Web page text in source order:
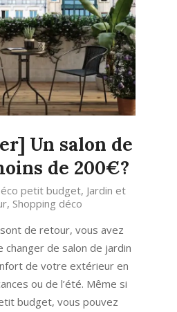
Un salon de
de 200€?
petit budget, Jardin et
, Shopping déco
de retour, vous avez
de salon de jardin
de votre extérieur en
ou de l’été. Même si
budget, vous pouvez